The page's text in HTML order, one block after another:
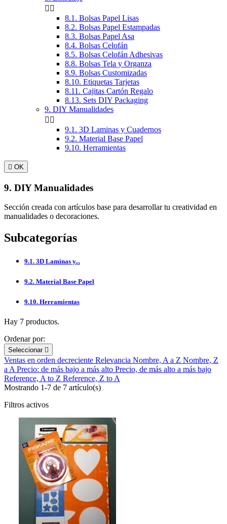
 
8.1. Bolsas Papel Lisas
8.2. Bolsas Papel Estampadas
8.3. Bolsas Papel Asa
8.4. Bolsas Celofán
8.5. Bolsas Celofán Adhesivas
8.8. Bolsas Tela y Organza
8.9. Bolsas Customizadas
8.10. Etiquetas Tarjetas
8.11. Cajitas Cartón Regalo
8.13. Sets DIY Packaging
9. DIY Manualidades
 
9.1. 3D Laminas y Cuadernos
9.2. Material Base Papel
9.10. Herramientas
 OK
9. DIY Manualidades
Sección creada con artículos base para desarrollar tu creatividad en
manualidades o decoraciones.
Subcategorías
9.1. 3D Laminas y...
9.2. Material Base Papel
9.10. Herramientas
Hay 7 productos.
Ordenar por:
Seleccionar 
Ventas en orden decreciente Relevancia Nombre, A a Z Nombre, Z
a A Precio: de más bajo a más alto Precio, de más alto a más bajo
Reference, A to Z Reference, Z to A
Mostrando 1-7 de 7 artículo(s)
Filtros activos